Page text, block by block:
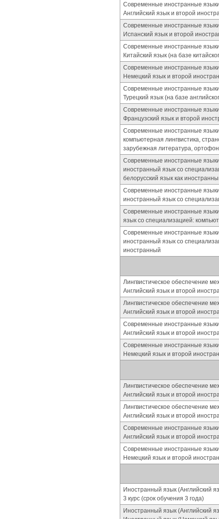
Современные иностранные
Английский язык и второй
Современные иностранные
Испанский язык и второй
Современные иностранные
Китайский язык (на базе
Современные иностранные
Немецкий язык и второй
Современные иностранные
Турецкий язык (на базе
Современные иностранные
Французский язык и второй
Современные иностранные
компьютерная лингвистика,
зарубежная литература,
Современные иностранные языки
иностранный язык со
белорусский язык как
Современные иностранные языки
иностранный язык со
Современные иностранные
язык со специализацией:
Современные иностранные языки
иностранный язык со
иностранный
Лингвистическое обеспечение
Английский язык и второй
Лингвистическое обеспечение
Английский язык и второй
Современные иностранные
Английский язык и второй
Современные иностранные
Немецкий язык и второй
Лингвистическое обеспечение
Английский язык и второй
Лингвистическое обеспечение
Английский язык и второй
Современные иностранные
Английский язык и второй
Современные иностранные
Немецкий язык и второй
Иностранный язык (Английский
3 курс (срок обучения 3 года)
Иностранный язык (Английский